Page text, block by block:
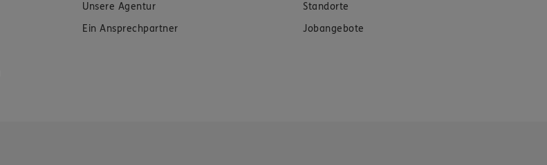
Unsere Agentur
Standorte
Ein Ansprechpartner
Jobangebote